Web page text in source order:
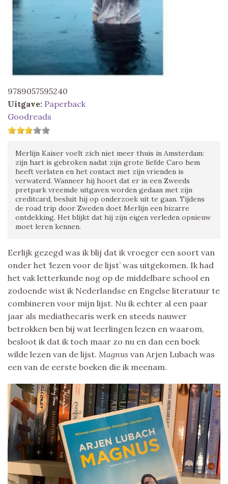
9789057595240
Uitgave: Paperback
Goodreads
Merlijn Kaiser voelt zich niet meer thuis in Amsterdam:
zijn hart is gebroken nadat zijn grote liefde Caro hem
heeft verlaten en het contact met zijn vrienden is
verwaterd. Wanneer hij hoort dat er in een Zweeds
pretpark vreemde uitgaven worden gedaan met zijn
creditcard, besluit hij op onderzoek uit te gaan. Tijdens
de road trip door Zweden doet Merlijn een bizarre
ontdekking. Het blijkt dat hij zijn eigen verleden opnieuw
moet leren kennen.
Eerlijk gezegd was ik blij dat ik vroeger een soort van
onder het ‘lezen voor de lijst’ was uitgekomen. Ik had
het vak letterkunde nog op de middelbare school en
zodoende wist ik Nederlandse en Engelse literatuur te
combineren voor mijn lijst. Nu ik echter al een paar
jaar als mediathecaris werk en steeds nauwer
betrokken ben bij wat leerlingen lezen en waarom,
besloot ik dat ik toch maar zo nu en dan een boek
wilde lezen van de lijst. Magnus van Arjen Lubach was
een van de eerste boeken die ik meenam.